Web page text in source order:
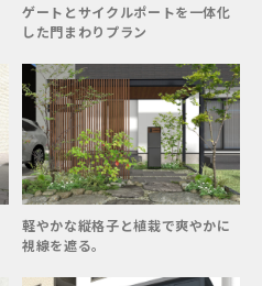
ゲートとサイクルポートを一体化
した門まわりプラン
軽やかな縦格子と植栽で爽やかに
視線を遮る。